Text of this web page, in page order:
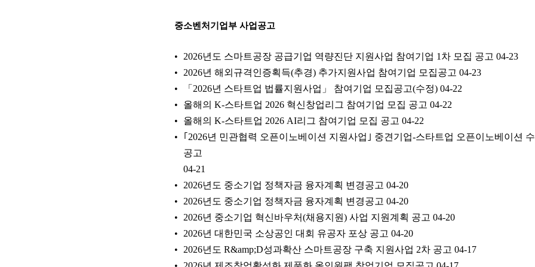
중소벤처기업부 사업공고
2026년도 스마트공장 공급기업 역량진단 지원사업 참여기업 1차 모집 공고 04-23
2026년 해외규격인증획득(추경) 추가지원사업 참여기업 모집공고 04-23
「2026년 스타트업 법률지원사업」 참여기업 모집공고(수정) 04-22
올해의 K-스타트업 2026 혁신창업리그 참여기업 모집 공고 04-22
올해의 K-스타트업 2026 AI리그 참여기업 모집 공고 04-22
｢2026년 민관협력 오픈이노베이션 지원사업｣ 중견기업-스타트업 오픈이노베이션
공고
04-21
2026년도 중소기업 정책자금 융자계획 변경공고 04-20
2026년도 중소기업 정책자금 융자계획 변경공고 04-20
2026년 중소기업 혁신바우처(채용지원) 사업 지원계획 공고 04-20
2026년 대한민국 소상공인 대회 유공자 포상 공고 04-20
2026년도 R&amp;D성과확산 스마트공장 구축 지원사업 2차 공고 04-17